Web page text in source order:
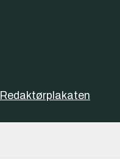
Redaktørplakaten